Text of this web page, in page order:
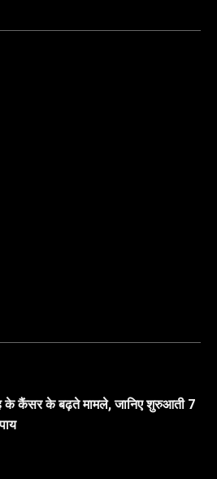
कैंसर के बढ़ते मामले, जानिए शुरुआती 7